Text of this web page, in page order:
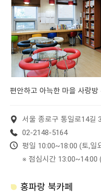
편안하고 아늑한 마을 사랑방
서울 종로구 통일로14길
02-2148-5164
평일 10:00~18:00 (토,일
※ 점심시간 13:00~14:00
홍파랑 북카페